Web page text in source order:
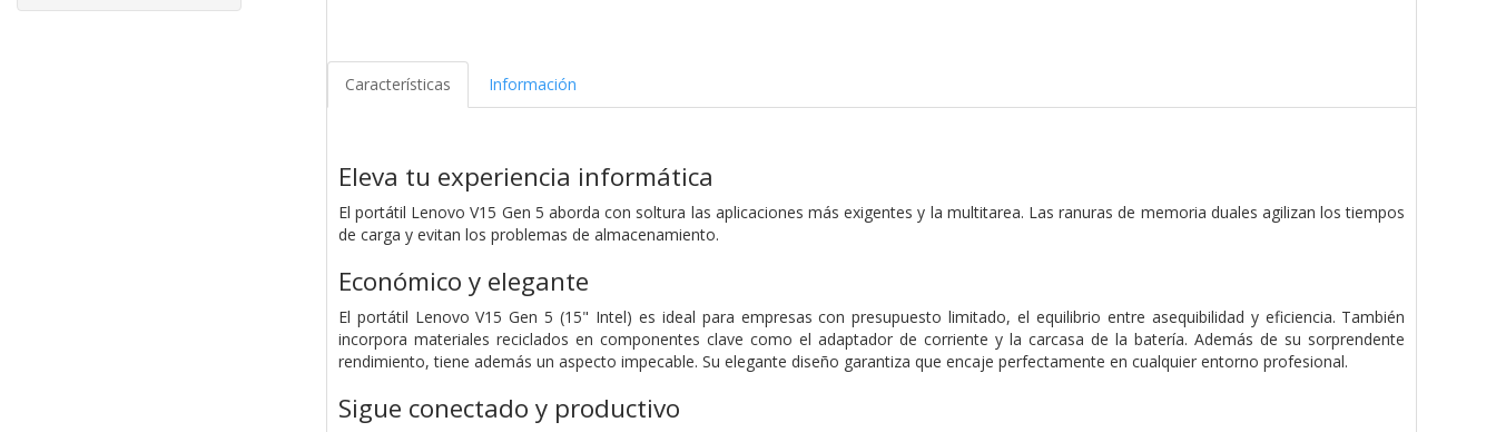
Características Información
Eleva tu experiencia informática
El portátil Lenovo V15 Gen 5 aborda con soltura las aplicaciones más exigentes y la multitarea. Las ranuras de memoria duales agilizan los tiempos
de carga y evitan los problemas de almacenamiento.
Económico y elegante
El portátil Lenovo V15 Gen 5 (15" Intel) es ideal para empresas con presupuesto limitado, el equilibrio entre asequibilidad y eficiencia. También
incorpora materiales reciclados en componentes clave como el adaptador de corriente y la carcasa de la batería. Además de su sorprendente
rendimiento, tiene además un aspecto impecable. Su elegante diseño garantiza que encaje perfectamente en cualquier entorno profesional.
Sigue conectado y productivo